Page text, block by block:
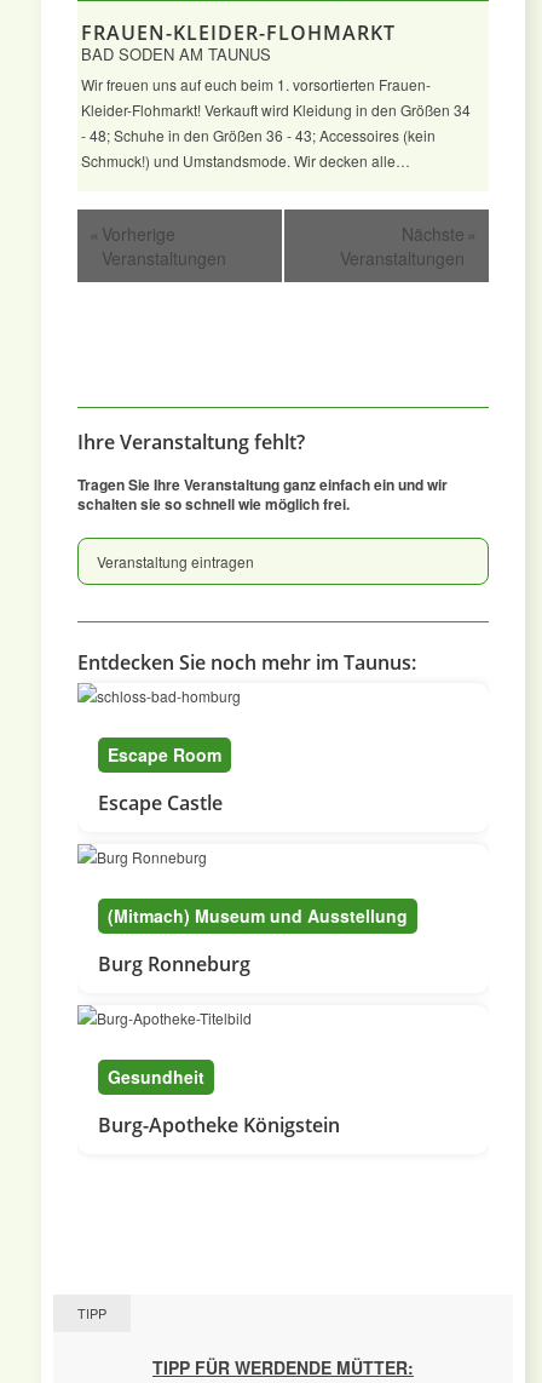
FRAUEN-KLEIDER-FLOHMARKT
BAD SODEN AM TAUNUS
Wir freuen uns auf euch beim 1. vorsortierten Frauen-
Kleider-Flohmarkt! Verkauft wird Kleidung in den Größen 34
- 48; Schuhe in den Größen 36 - 43; Accessoires (kein
Schmuck!) und Umstandsmode. Wir decken alle…
« Vorherige
Veranstaltungen
Nächste
Veranstaltungen
»
Ihre Veranstaltung fehlt?
Tragen Sie Ihre Veranstaltung ganz einfach ein und wir
schalten sie so schnell wie möglich frei.
Veranstaltung eintragen
Entdecken Sie noch mehr im Taunus:
Escape Room
Escape Castle
(Mitmach) Museum und Ausstellung
Burg Ronneburg
Gesundheit
Burg-Apotheke Königstein
TIPP
TIPP FÜR WERDENDE MÜTTER: